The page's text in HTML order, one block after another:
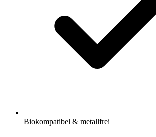
Biokompatibel & metallfrei